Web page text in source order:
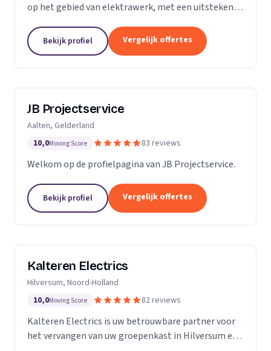
op het gebied van elektrawerk, met een uitstekende
Scholen en Bedrijven. Groepenkast vernieuwen,...
Bekijk profiel Vergelijk offertes
JB Projectservice
Aalten, Gelderland
10,0Moving Score 83 reviews
Welkom op de profielpagina van JB Projectservice.
Bekijk profiel Vergelijk offertes
Kalteren Electrics
Hilversum, Noord-Holland
10,0Moving Score 82 reviews
Kalteren Electrics is uw betrouwbare partner voor
het vervangen van uw groepenkast in Hilversum en